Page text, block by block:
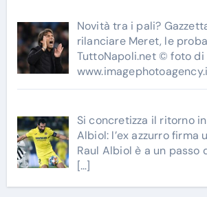
Novità tra i pali?
rilanciare Meret, le
TuttoNapoli.net © foto di
Si concretizza il ritorno
Albiol: l’ex azzurro firma
Raul Albiol è a un passo
[…]